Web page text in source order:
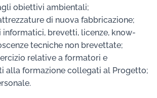
obiettivi ambientali;
di nuova fabbricazione;
brevetti, licenze, know-
tecniche non brevettate;
relative a formatori e
alla formazione collegati al Progetto;